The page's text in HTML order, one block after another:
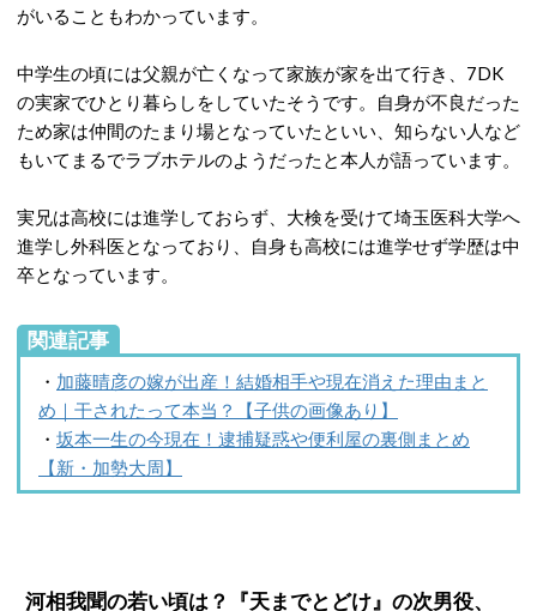
がいることもわかっています。
中学生の頃には父親が亡くなって家族が家を出て行き、7DK
の実家でひとり暮らしをしていたそうです。自身が不良だった
ため家は仲間のたまり場となっていたといい、知らない人など
もいてまるでラブホテルのようだったと本人が語っています。
実兄は高校には進学しておらず、大検を受けて埼玉医科大学へ
進学し外科医となっており、自身も高校には進学せず学歴は中
卒となっています。
関連記事
・ 加藤晴彦の嫁が出産！結婚相手や現在消えた理由まと
め｜干されたって本当？【子供の画像あり】
・ 坂本一生の今現在！逮捕疑惑や便利屋の裏側まとめ
【新・加勢大周】
河相我聞の若い頃は？『天までとどけ』の次男役、